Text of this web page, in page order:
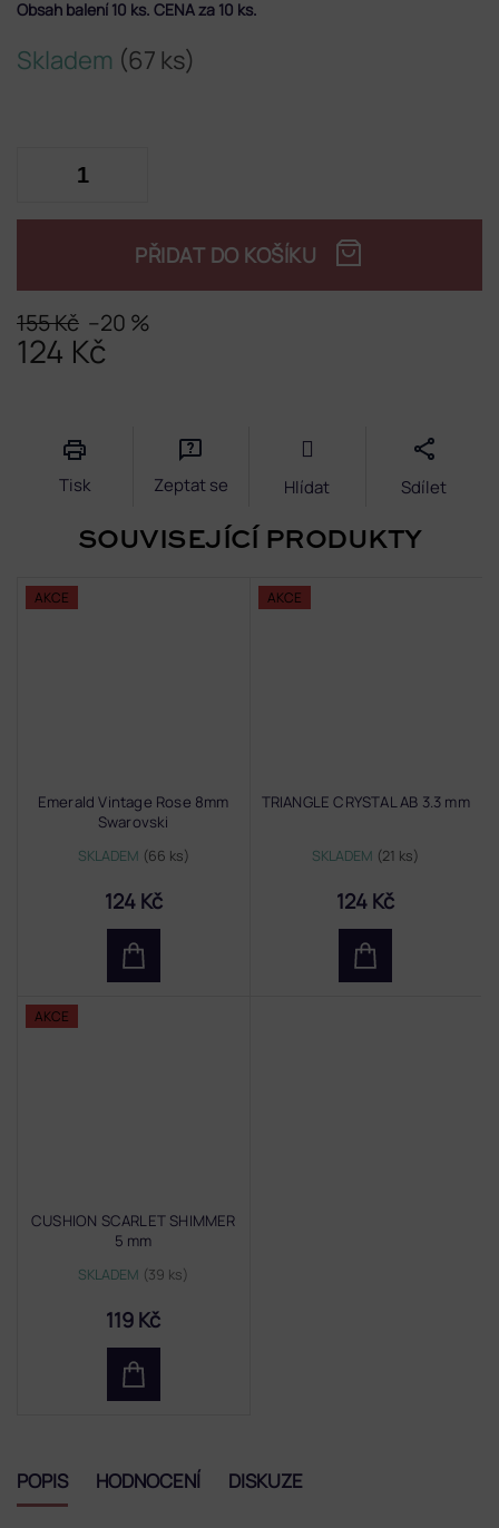
155 Kč –20 %
124 Kč
Skladem (67 ks)
PŘIDAT DO KOŠÍKU
Obsah balení 10 ks. CENA za 10 ks.
Tisk Zeptat se Hlídat Sdílet
SOUVISEJÍCÍ PRODUKTY
AKCE
Emerald Vintage Rose 8mm
Swarovski
SKLADEM (66 ks)
124 Kč
AKCE
TRIANGLE CRYSTAL AB 3.3 mm
SKLADEM (21 ks)
124 Kč
AKCE
CUSHION SCARLET SHIMMER
5 mm
SKLADEM (39 ks)
119 Kč
POPIS HODNOCENÍ DISKUZE